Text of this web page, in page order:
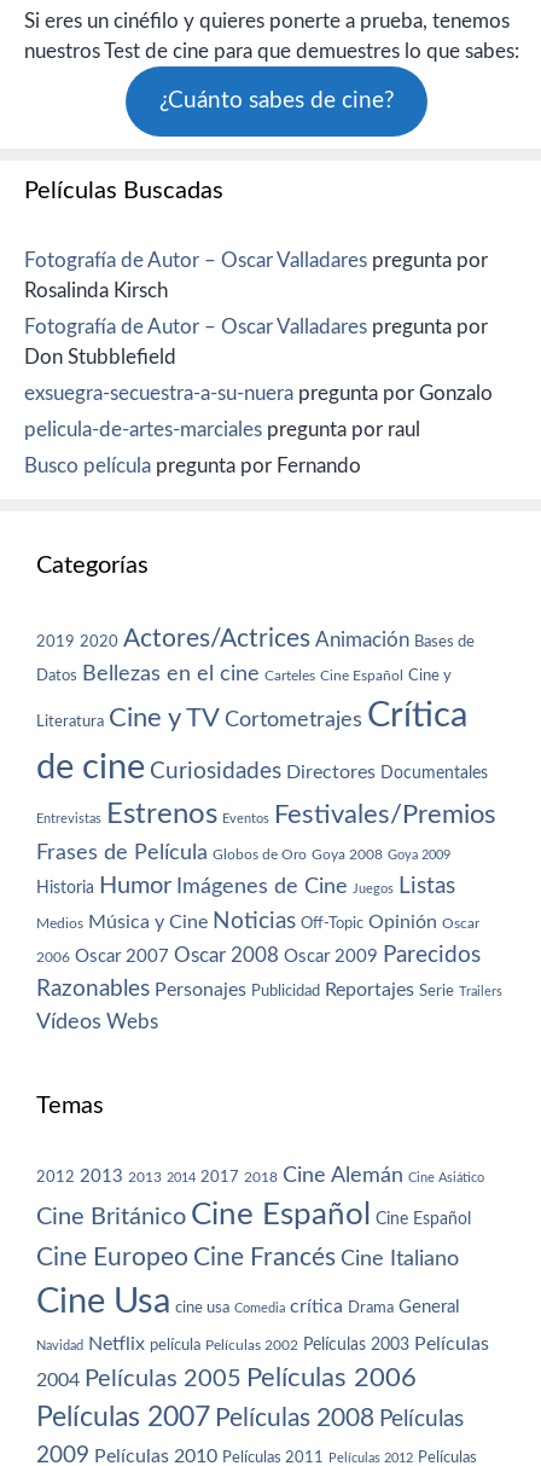
Si eres un cinéfilo y quieres ponerte a prueba, tenemos
nuestros Test de cine para que demuestres lo que sabes:
¿Cuánto sabes de cine?
Películas Buscadas
Fotografía de Autor – Oscar Valladares pregunta por
Rosalinda Kirsch
Fotografía de Autor – Oscar Valladares pregunta por
Don Stubblefield
exsuegra-secuestra-a-su-nuera pregunta por Gonzalo
pelicula-de-artes-marciales pregunta por raul
Busco película pregunta por Fernando
Categorías
2019 2020 Actores/Actrices Animación Bases de
Datos Bellezas en el cine Carteles Cine Español Cine y
Literatura Cine y TV Cortometrajes Crítica
de cine Curiosidades Directores Documentales
Entrevistas Estrenos Eventos Festivales/Premios
Frases de Película Globos de Oro Goya 2008 Goya 2009
Historia Humor Imágenes de Cine Juegos Listas
Medios Música y Cine Noticias Off-Topic Opinión Oscar
2006 Oscar 2007 Oscar 2008 Oscar 2009 Parecidos
Razonables Personajes Publicidad Reportajes Serie Trailers
Vídeos Webs
Temas
2012 2013 2013 2014 2017 2018 Cine Alemán Cine Asiático
Cine Británico Cine Español Cine Español
Cine Europeo Cine Francés Cine Italiano
Cine Usa cine usa Comedia crítica Drama General
Navidad Netflix película Películas 2002 Películas 2003 Películas
2004 Películas 2005 Películas 2006
Películas 2007 Películas 2008 Películas
2009 Películas 2010 Películas 2011 Películas 2012 Películas